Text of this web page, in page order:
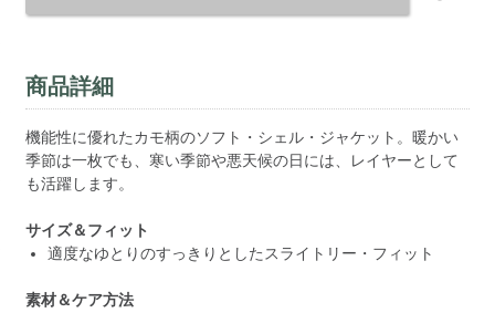
商品詳細
機能性に優れたカモ柄のソフト・シェル・ジャケット。暖かい
季節は一枚でも、寒い季節や悪天候の日には、レイヤーとして
も活躍します。
サイズ＆フィット
適度なゆとりのすっきりとしたスライトリー・フィット
素材＆ケア方法